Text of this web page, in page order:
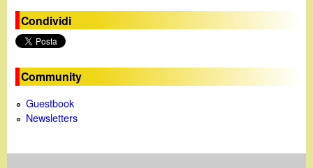
e
Condividi
Community
Guestbook
Newsletters